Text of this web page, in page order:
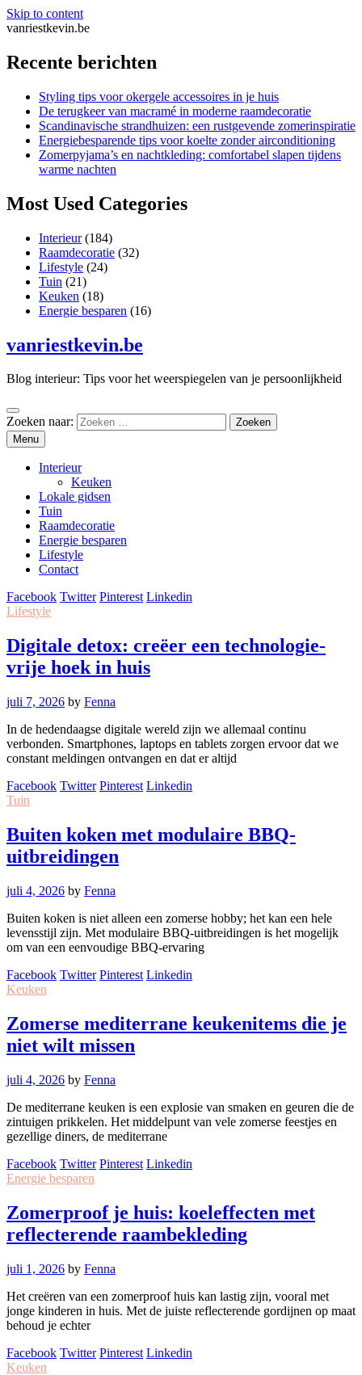
Skip to content
vanriestkevin.be
Recente berichten
Styling tips voor okergele accessoires in je huis
De terugkeer van macramé in moderne raamdecoratie
Scandinavische strandhuizen: een rustgevende zomerinspiratie
Energiebesparende tips voor koelte zonder airconditioning
Zomerpyjama’s en nachtkleding: comfortabel slapen tijdens
warme nachten
Most Used Categories
Interieur(184)
Raamdecoratie (32)
Lifestyle (24)
Tuin (21)
Keuken (18)
Energie besparen (16)
vanriestkevin.be
Blog interieur: Tips voor het weerspiegelen van je persoonlijkheid
Zoeken naar:
Menu
Interieur
Keuken
Lokale gidsen
Tuin
Raamdecoratie
Energie besparen
Lifestyle
Contact
Facebook Twitter Pinterest Linkedin
Lifestyle
Digitale detox: creëer een technologie-
vrije hoek in huis
juli 7, 2026 by Fenna
In de hedendaagse digitale wereld zijn we allemaal continu
verbonden. Smartphones, laptops en tablets zorgen ervoor dat we
constant meldingen ontvangen en dat er altijd
Facebook Twitter Pinterest Linkedin
Tuin
Buiten koken met modulaire BBQ-
uitbreidingen
juli 4, 2026 by Fenna
Buiten koken is niet alleen een zomerse hobby; het kan een hele
levensstijl zijn. Met modulaire BBQ-uitbreidingen is het mogelijk
om van een eenvoudige BBQ-ervaring
Facebook Twitter Pinterest Linkedin
Keuken
Zomerse mediterrane keukenitems die je
niet wilt missen
juli 4, 2026 by Fenna
De mediterrane keuken is een explosie van smaken en geuren die de
zintuigen prikkelen. Het middelpunt van vele zomerse feestjes en
gezellige diners, de mediterrane
Facebook Twitter Pinterest Linkedin
Energie besparen
Zomerproof je huis: koeleffecten met
reflecterende raambekleding
juli 1, 2026 by Fenna
Het creëren van een zomerproof huis kan lastig zijn, vooral met
jonge kinderen in huis. Met de juiste reflecterende gordijnen op maat
behoud je echter
Facebook Twitter Pinterest Linkedin
Keuken